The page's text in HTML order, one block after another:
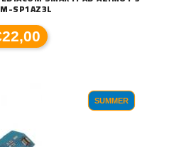
SP1AZ3L
SUMMER